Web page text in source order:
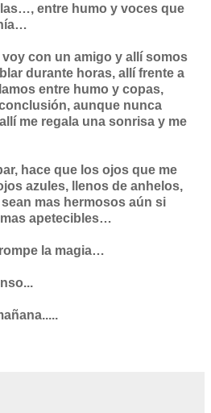
entre humo y voces que
con un amigo y allí somos
durante horas, allí frente a
entre humo y copas,
aunque nunca
me regala una sonrisa y me
hace que los ojos que me
azules, llenos de anhelos,
mas hermosos aún si
apetecibles…
la magia…